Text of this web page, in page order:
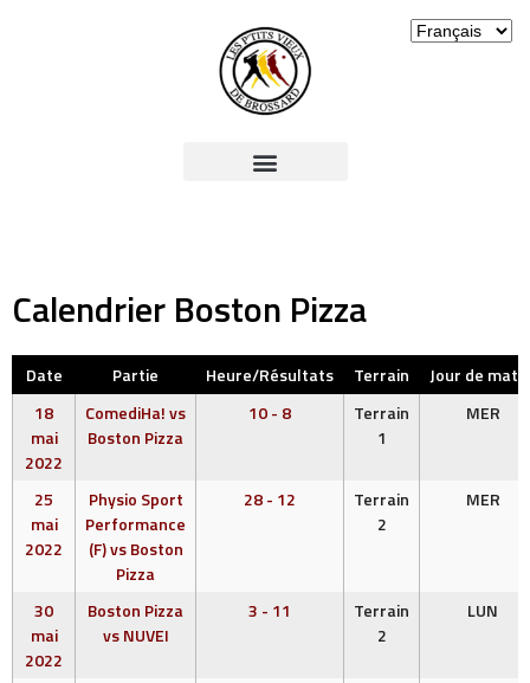
Calendrier Boston Pizza
Date Partie Heure/Résultats Terrain
Jour de
18
mai
2022
ComediHa! vs
Boston Pizza
10 - 8
Terrain
1
MER
25
mai
2022
Physio Sport
Performance
(F) vs Boston
Pizza
28 - 12
Terrain
2
MER
30
mai
2022
Boston Pizza
vs NUVEI
3 - 11
Terrain
2
LUN